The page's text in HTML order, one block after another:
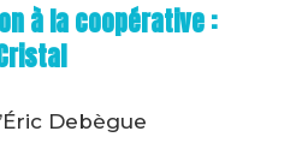
à la coopérative :
Debègue